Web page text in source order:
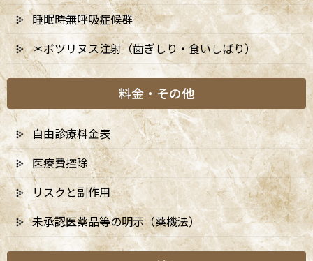
睡眠時無呼吸症候群
＊ボツリヌス注射（歯ぎしり・食いしばり）
料金・その他
自由診療料金表
医療費控除
リスクと副作用
未承認医薬品等の明示（薬機法）